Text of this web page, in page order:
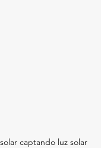
captando luz solar